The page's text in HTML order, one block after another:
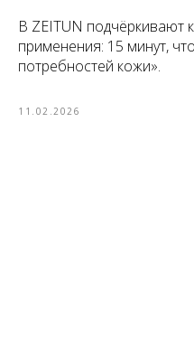
В ZEITUN подчёркивают
применения: 15 минут,
потребностей кожи».
11.02.2026